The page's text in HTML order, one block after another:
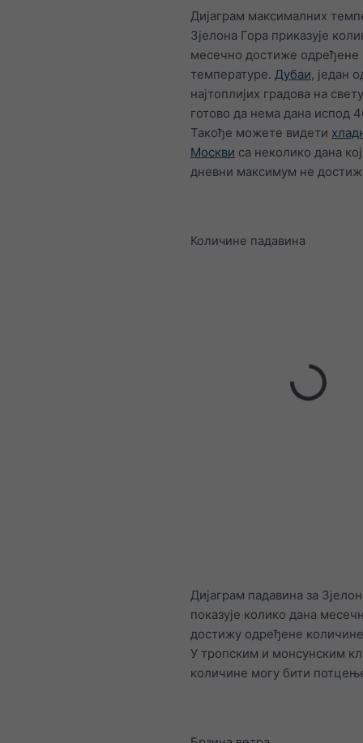
Дијаграм максималних
Зјелона Гора приказује
месечно достиже одређене
температуре. Дубаи, један
најтоплијих градова на
готово да нема дана испод
Такође можете видети
Москви са неколико дана
дневни максимум не
Количине падавина
Дијаграм падавина за
показује колико дана
достижу одређене
У тропским и монсунским
количине могу бити